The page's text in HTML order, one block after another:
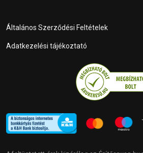
Általános Szerződési Feltételek
Adatkezelési tájékoztató